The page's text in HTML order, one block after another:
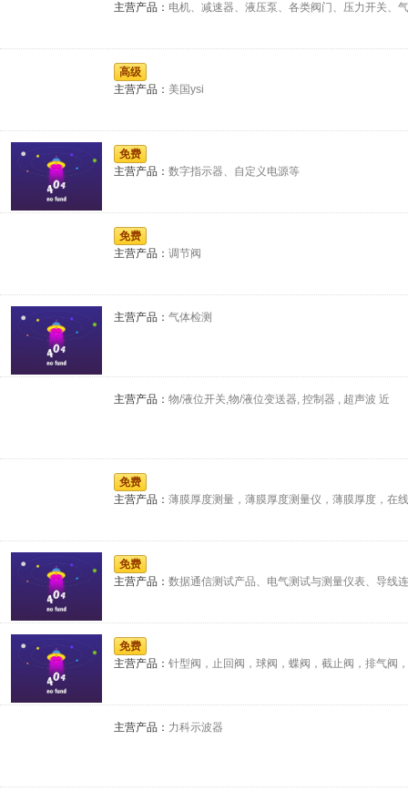
主营产品： 电机、减速器、液压泵、各类阀门、压力开关、
高级
主营产品： 美国ysi
免费
主营产品： 数字指示器、自定义电源等
免费
主营产品： 调节阀
主营产品： 气体检测
主营产品： 物/液位开关,物/液位变送器, 控制器 , 超声波 近
免费
主营产品： 薄膜厚度测量，薄膜厚度测量仪，薄膜厚度，在
免费
主营产品： 数据通信测试产品、电气测试与测量仪表、导线
免费
主营产品： 针型阀，止回阀，球阀，蝶阀，截止阀，排气阀
主营产品： 力科示波器